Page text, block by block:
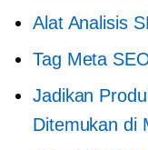
Alat Analisis
Tag Meta
Jadikan
Ditemukan di